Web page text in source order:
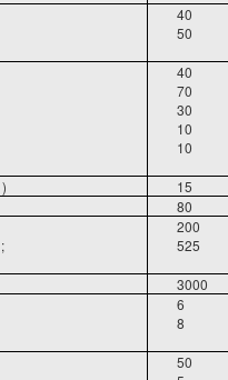
40
50
40
70
30
10
10
)
15
80
;
200
525
3000
6
8
50